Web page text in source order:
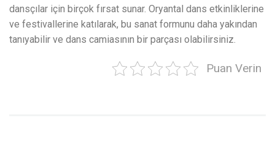
dansçılar için birçok fırsat sunar. Oryantal dans etkinliklerine
ve festivallerine katılarak, bu sanat formunu daha yakından
tanıyabilir ve dans camiasının bir parçası olabilirsiniz.
Puan Verin